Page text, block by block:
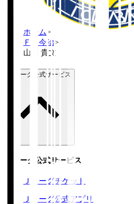
ホーム >
ＦＣ今治>
山田 貴文
Ｊリーグ公式サービス
Ｊリーグ公式サービス
Ｊリーグチケット
Ｊリーグ公式アプリ